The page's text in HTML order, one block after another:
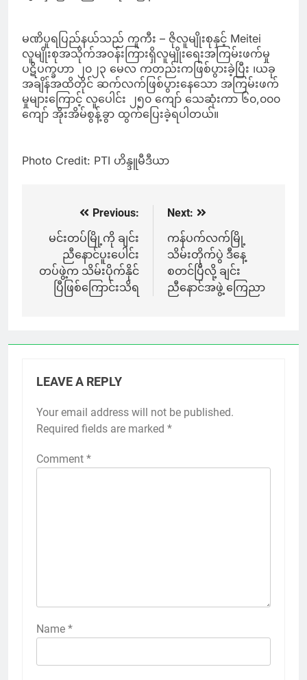
မဏိပူရပြည်နယ်သည် ကူကီး – ဇိုလူမျိုးစုနှင့် Meitei
လူမျိုးစုအသိုက်အဝန်းကြားရှိလူမျိုးရေးအကြမ်းဖက်မှု
ပဋိပက္ခဟာ ၂၀၂၃ မေလ ကတည်းကဖြစ်ပွားခဲ့ပြီး ၊ယခု
အချိန်အထိတိုင် ဆက်လက်ဖြစ်ပွားနေသော အကြမ်းဖက်
မှုများကြောင့် လူပေါင်း ၂၅၀ ကျော် သေဆုံးကာ ၆၀,၀၀၀
ကျော် အိုးအိမ်စွန့်ခွာ ထွက်ပြေးခဲ့ရပါတယ်။
Photo Credit: PTI ဟိန္ဒူမီဒီယာ
navigation
Previous:
မင်းတပ်မြို့ကို ချင်း
ညီနောင်ပူးပေါင်း
တပ်ဖွဲ့က သိမ်းပိုက်နိုင်
ပြီဖြစ်ကြောင်းသိရ
Next:
ကန်ပက်လက်မြို့
သိမ်းတိုက်ပွဲ ဒီနေ့
စတင်ပြီလို့ ချင်း
ညီနောင်အဖွဲ့ ကြေညာ
LEAVE A REPLY
Your email address will not be published.
Required fields are marked *
Comment *
Name *